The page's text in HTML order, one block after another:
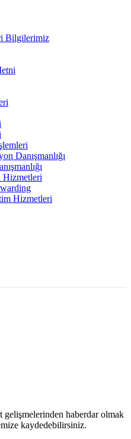
Bilgilerimiz
Danışmanlığı
Hizmetleri
Hizmetleri
haberdar olmak
kaydedebilirsiniz.